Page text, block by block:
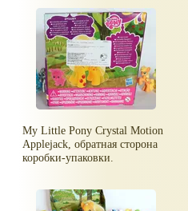
My Little Pony Crystal Motion
Applejack, обратная сторона
коробки-упаковки.